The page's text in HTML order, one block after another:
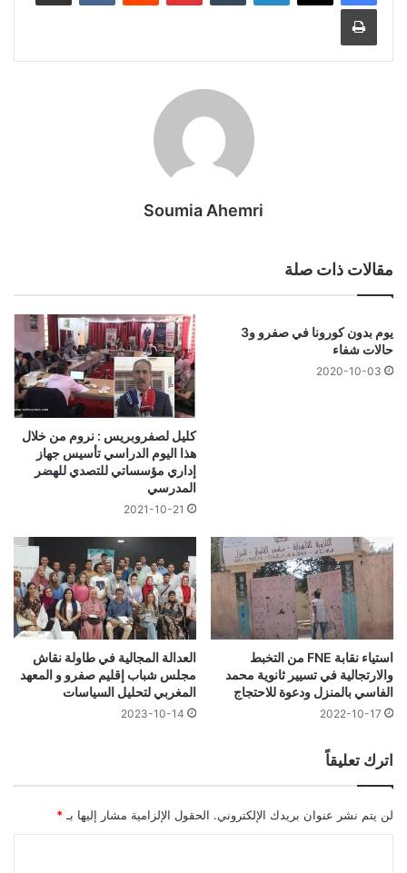
طباعة
Soumia Ahemri
مقالات ذات صلة
يوم بدون كورونا في صفرو و3
حالات شفاء
2020-10-03
كليل لصفروبريس : نروم من خلال
هذا اليوم الدراسي تأسيس جهاز
إداري مؤسساتي للتصدي للهضر
المدرسي
2021-10-21
استياء نقابة FNE من التخبط
والارتجالية في تسيير ثانوية محمد
الفاسي بالمنزل ودعوة للاحتجاج
2022-10-17
العدالة المجالية في طاولة نقاش
مجلس شباب إقليم صفرو و المعهد
المغربي لتحليل السياسات
2023-10-14
اترك تعليقاً
لن يتم نشر عنوان بريدك الإلكتروني. الحقول الإلزامية مشار إليها بـ *